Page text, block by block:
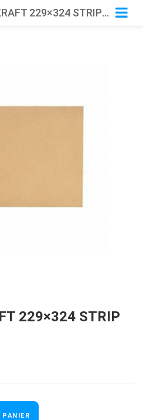
ENVELOPPE KRAFT 229×324 STRIP 90GR PQT/500
229×324 STRIP